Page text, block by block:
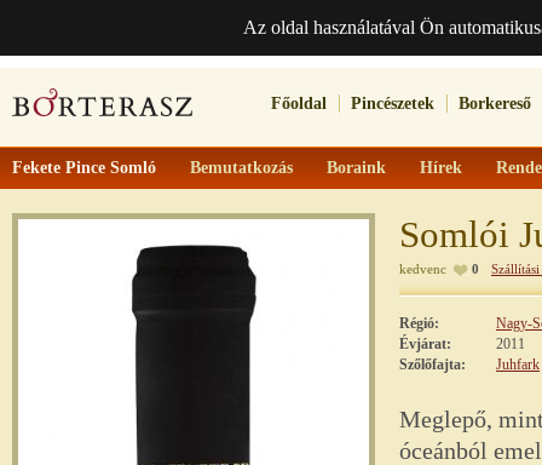
Az oldal használatával Ön
Főoldal Pincészetek Borkereső
Fekete Pince Somló Bemutatkozás Boraink Hírek
Somlói
kedvenc 0
Régió:
Nagy-
Évjárat:
2011
Szőlőfajta:
Juhfark
Meglepő,
óceánból